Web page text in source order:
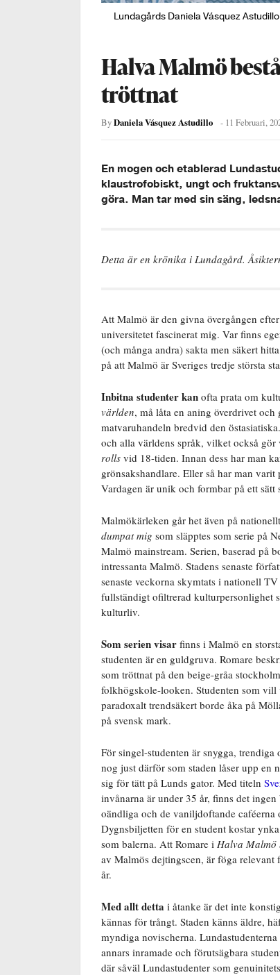
Lundagårds Daniela Vásquez
Halva Malmö
tröttnat
ByDaniela Vásquez Astudillo - 11 Februari,
En mogen och etablerad
klaustrofobiskt, ungt och
göra. Man tar med sin säng,
Detta är en krönika i Lundagård.
Att Malmö är den givna övergången
universitetet fascinerat mig. Var finns
(och många andra) sakta men säkert
på att Malmö är Sveriges tredje största
Inbitna studenter kan ofta prata om
världen, må låta en aning överdrivet
matvaruhandeln bredvid den
och alla världens språk, vilket också
rolls vid 18-tiden. Innan dess har man
grönsakshandlare. Eller så har man
Vardagen är unik och formbar på ett
Malmökärleken går het även på
dumpat mig som släpptes som serie på
Malmö mainstream. Serien, baserad på
intressanta Malmö. Stadens senaste
senaste veckorna skymtats i nationell TV
fullständigt ofiltrerad kulturpersonlighet
kulturliv.
Som serien visar finns i Malmö en
studenten är en guldgruva. Romare
som tröttnat på den beige-gråa
folkhögskole-looken. Studenten som
paradoxalt trendsäkert borde åka på
på svensk mark.
För singel-studenten är snygga,
nog just därför som staden låser upp
sig för tätt på Lunds gator. Med titeln
invånarna är under 35 år, finns det
oändliga och de vaniljdoftande
Dygnsbiljetten för en student kostar
som balerna. Att Romare i Halva Malmö
av Malmös dejtingscen, är föga relevant
år.
Med allt detta i åtanke är det inte
kännas för trångt. Staden känns äldre,
myndiga novischerna.
annars inramade och förutsägbara
där såväl Lundastudenter som